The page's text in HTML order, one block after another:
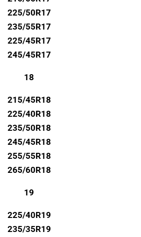
225/50R17
235/55R17
225/45R17
245/45R17
18
215/45R18
225/40R18
235/50R18
245/45R18
255/55R18
265/60R18
19
225/40R19
235/35R19